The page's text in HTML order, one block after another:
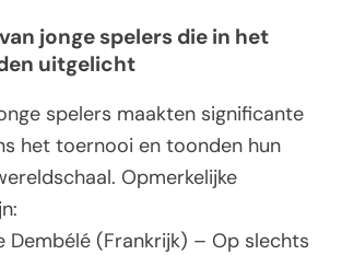
jonge spelers die in het
uitgelicht
spelers maakten significante
het toernooi en toonden hun
Opmerkelijke
Dembélé (Frankrijk) – Op slechts